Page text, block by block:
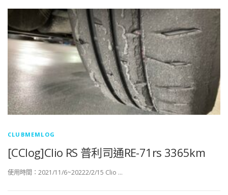
CLUBMEMLOG
[CClog]Clio RS 普利司通RE-71rs 3365km
使用時間：2021/11/6~20222/2/15 Clio …